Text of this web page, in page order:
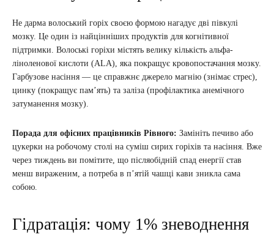
Не дарма волоський горіх своєю формою нагадує дві півкулі
мозку. Це один із найцінніших продуктів для когнітивної
підтримки. Волоські горіхи містять велику кількість альфа-
ліноленової кислоти (ALA), яка покращує кровопостачання мозку.
Гарбузове насіння — це справжнє джерело магнію (знімає стрес),
цинку (покращує пам’ять) та заліза (профілактика анемічного
затуманення мозку).
Порада для офісних працівників Рівного: Замініть печиво або
цукерки на робочому столі на суміш сирих горіхів та насіння. Вже
через тиждень ви помітите, що післяобідній спад енергії став
менш вираженим, а потреба в п’ятій чашці кави зникла сама
собою.
Гідратація: чому 1% зневоднення